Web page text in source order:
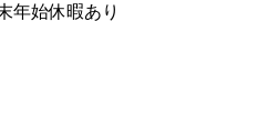
始休暇あり